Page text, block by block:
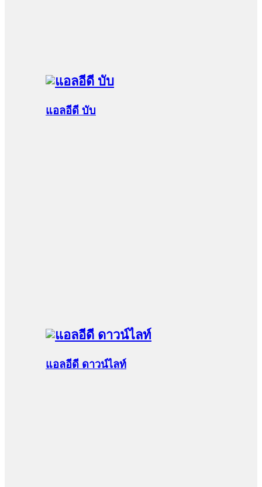
แอลอีดี บับ
แอลอีดี ดาวน์ไลท์